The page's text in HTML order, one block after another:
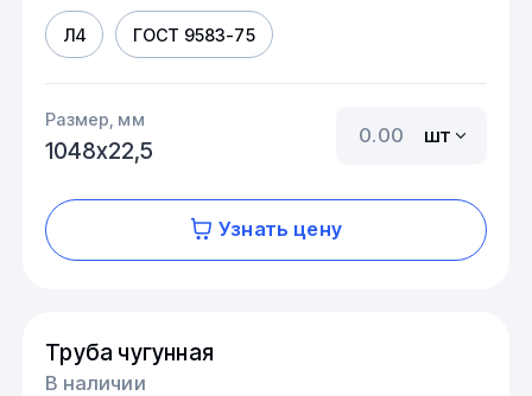
Л4 ГОСТ 9583-75
Размер, мм
1048х22,5
шт
Узнать цену
Труба чугунная
В наличии